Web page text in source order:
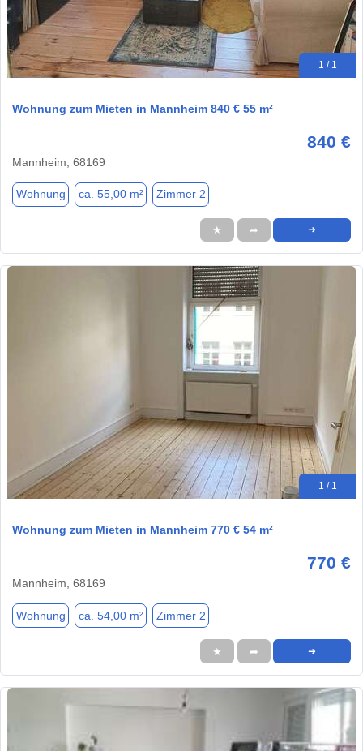
1 / 1
Wohnung zum Mieten in Mannheim 840 € 55 m²
840 €
Mannheim, 68169
Wohnung ca. 55,00 m² Zimmer 2
★ ➦ ➜
1 / 1
Wohnung zum Mieten in Mannheim 770 € 54 m²
770 €
Mannheim, 68169
Wohnung ca. 54,00 m² Zimmer 2
★ ➦ ➜